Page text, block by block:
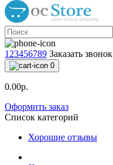
123456789 Заказать звонок
0
0.00р.
Оформить заказ
Список категорий
Хорошие отзывы